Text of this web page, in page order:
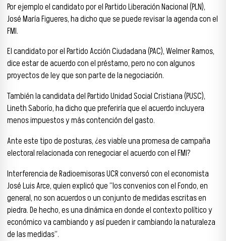
Por ejemplo el candidato por el Partido Liberación Nacional (PLN),
José María Figueres, ha dicho que se puede revisar la agenda con el
FMI.
El candidato por el Partido Acción Ciudadana (PAC), Welmer Ramos,
dice estar de acuerdo con el préstamo, pero no con algunos
proyectos de ley que son parte de la negociación.
También la candidata del Partido Unidad Social Cristiana (PUSC),
Lineth Saborío, ha dicho que preferiría que el acuerdo incluyera
menos impuestos y más contención del gasto.
Ante este tipo de posturas, ¿es viable una promesa de campaña
electoral relacionada con renegociar el acuerdo con el FMI?
Interferencia de Radioemisoras UCR conversó con el economista
José Luis Arce, quien explicó que “los convenios con el Fondo, en
general, no son acuerdos o un conjunto de medidas escritas en
piedra. De hecho, es una dinámica en donde el contexto político y
económico va cambiando y así pueden ir cambiando la naturaleza
de las medidas”.